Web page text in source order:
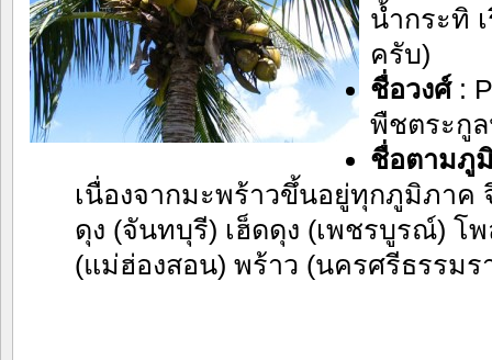
น้ำกระทิ
ครับ)
ชื่อวงศ์:
พืชตระกู
ชื่อตามภู
เนื่องจากมะพร้าวขึ้นอยู่ทุกภูมิภาค
ดุง (จันทบุรี) เฮ็ดดุง (เพชรบูรณ์) โ
(แม่ฮ่องสอน) พร้าว (นครศรีธรรม